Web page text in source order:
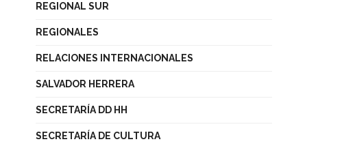
REGIONAL SUR
REGIONALES
RELACIONES INTERNACIONALES
SALVADOR HERRERA
SECRETARÍA DD HH
SECRETARÍA DE CULTURA